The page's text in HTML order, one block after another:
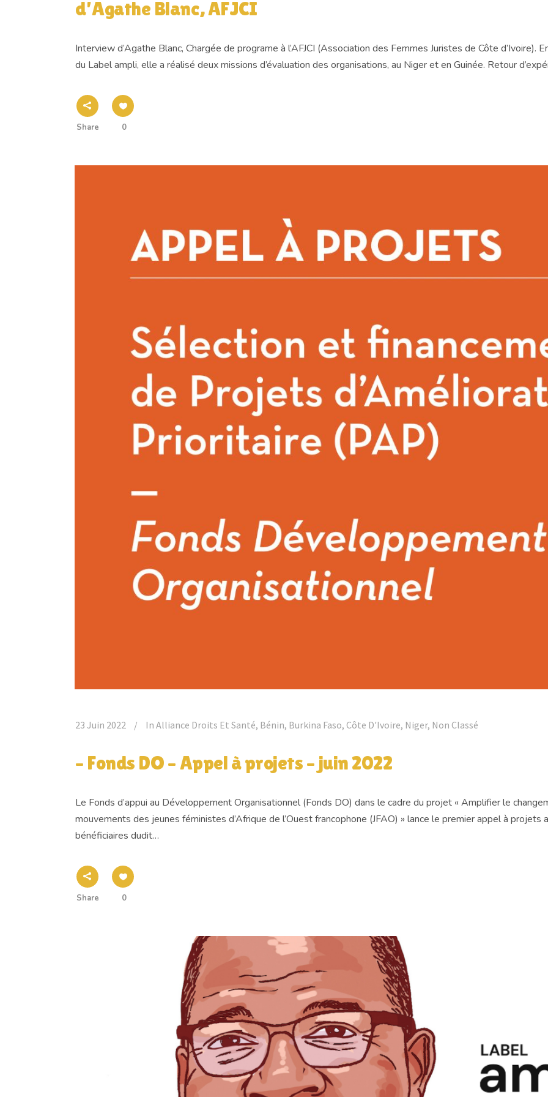
d’Agathe Blanc, AFJCI
Interview d’Agathe Blanc, Chargée de programe à l’AFJCI (Association des Femmes Juristes de Côte
du Label ampli, elle a réalisé deux missions d’évaluation des organisations, au Niger et en Guinée. Retour
Share 0
23 Juin 2022 In Alliance Droits Et Santé, Bénin, Burkina Faso, Côte D'Ivoire, Niger, Non Classé
– Fonds DO – Appel à projets – juin 2022
Le Fonds d’appui au Développement Organisationnel (Fonds DO) dans le cadre du projet « Amplifier le
mouvements des jeunes féministes d’Afrique de l’Ouest francophone (JFAO) » lance le premier appel à
bénéficiaires dudit…
Share 0